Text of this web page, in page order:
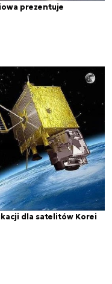
prezentuje
dla satelitów Korei